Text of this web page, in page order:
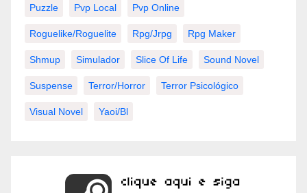
Puzzle Pvp Local Pvp Online
Roguelike/roguelite Rpg/jrpg Rpg Maker
Shmup Simulador Slice Of Life Sound Novel
Suspense Terror/horror Terror Psicológico
Visual Novel Yaoi/bl